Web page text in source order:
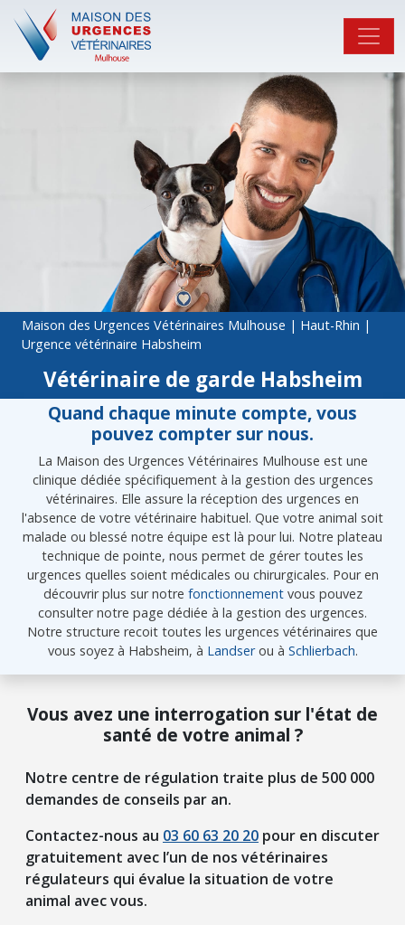
Maison des Urgences Vétérinaires Mulhouse | Haut-Rhin |
Urgence vétérinaire Habsheim
Vétérinaire de garde Habsheim
Quand chaque minute compte, vous
pouvez compter sur nous.
La Maison des Urgences Vétérinaires Mulhouse est une
clinique dédiée spécifiquement à la gestion des urgences
vétérinaires. Elle assure la réception des urgences en
l'absence de votre vétérinaire habituel. Que votre animal soit
malade ou blessé notre équipe est là pour lui. Notre plateau
technique de pointe, nous permet de gérer toutes les
urgences quelles soient médicales ou chirurgicales. Pour en
découvrir plus sur notre fonctionnementvous pouvez
consulter notre page dédiée à la gestion des urgences.
Notre structure recoit toutes les urgences vétérinaires que
vous soyez à Habsheim, à Landserou à Schlierbach.
Vous avez une interrogation sur l'état de
santé de votre animal ?
Notre centre de régulation traite plus de 500 000
demandes de conseils par an.
Contactez-nous au 03 60 63 20 20 pour en discuter
gratuitement avec l’un de nos vétérinaires
régulateurs qui évalue la situation de votre
animal avec vous.